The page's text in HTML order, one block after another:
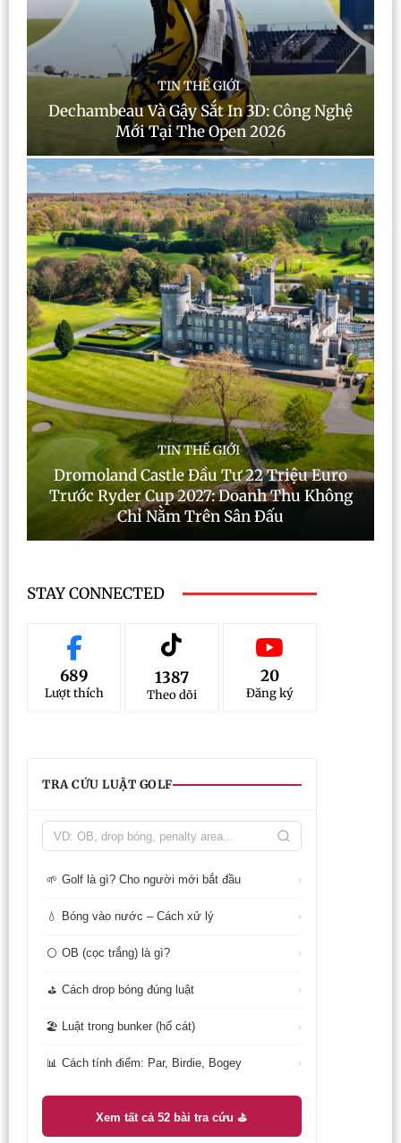
TIN THẾ GIỚI
Dechambeau Và Gậy Sắt In 3D: Công Nghệ
Mới Tại The Open 2026
TIN THẾ GIỚI
Dromoland Castle Đầu Tư 22 Triệu Euro
Trước Ryder Cup 2027: Doanh Thu Không
Chỉ Nằm Trên Sân Đấu
STAY CONNECTED
689
Lượt thích
1387
Theo dõi
20
Đăng ký
TRA CỨU LUẬT GOLF
🌱 Golf là gì? Cho người mới bắt đầu ›
💧 Bóng vào nước – Cách xử lý ›
⚪ OB (cọc trắng) là gì? ›
⛳ Cách drop bóng đúng luật ›
🏖️ Luật trong bunker (hố cát) ›
📊 Cách tính điểm: Par, Birdie, Bogey ›
Xem tất cả 52 bài tra cứu ⛳